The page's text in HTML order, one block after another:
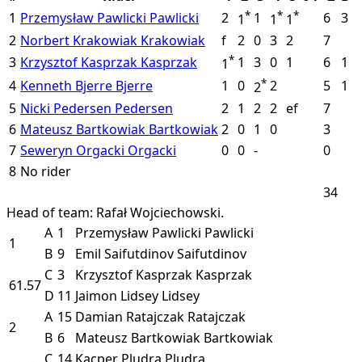
1 Przemysław Pawlicki Pawlicki 2 1* 1 1* 1* 6 3
2 Norbert Krakowiak Krakowiak f 2 0 3 2
7
3 Krzysztof Kasprzak Kasprzak 1* 1 3 0 1 6
1
4 Kenneth Bjerre Bjerre 1 0 2* 2 5
1
5 Nicki Pedersen Pedersen 2 1 2 2 ef
7
6 Mateusz Bartkowiak Bartkowiak2 0 1 0
3
7 Seweryn Orgacki Orgacki 0 0 -
0
8 No rider
34
Head of team: Rafał Wojciechowski.
1
A 1 Przemysław Pawlicki Pawlicki
B 9 Emil SaifutdinovSaifutdinov
61.57
C 3 Krzysztof Kasprzak Kasprzak
D 11 Jaimon Lidsey Lidsey
2
A 15 Damian Ratajczak Ratajczak
B 6 Mateusz Bartkowiak Bartkowiak